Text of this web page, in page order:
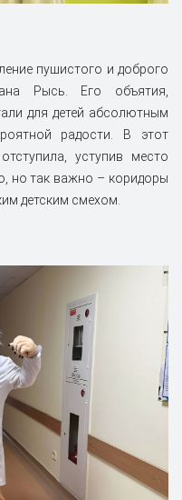
пушистого и доброго
Рысь. Его объятия,
для детей абсолютным
радости. В этот
уступив место
но так важно – коридоры
детским смехом.